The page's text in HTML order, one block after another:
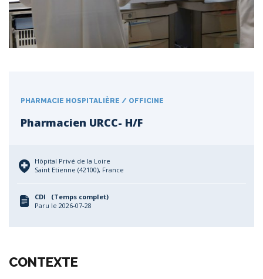
PHARMACIE HOSPITALIÈRE / OFFICINE
Pharmacien URCC- H/F
Hôpital Privé de la Loire
Saint Etienne (42100), France
CDI (Temps complet)
Paru le 2026-07-28
CONTEXTE